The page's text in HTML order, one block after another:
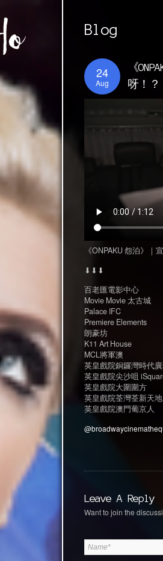
Blog
24
Aug
《
呀！
《ONPAKU 怨泊》
⬇⬇⬇
百老匯電影中心
Movie Movie 太古城
Palace IFC
Premiere Elements
朗豪坊
K11 Art House
MCL將軍澳
英皇戲院銅鑼灣時代
英皇戲院尖沙咀
英皇戲院大圍圍方
英皇戲院荃灣荃新天地
英皇戲院澳門葡京人
Leave A Reply
Want to join the